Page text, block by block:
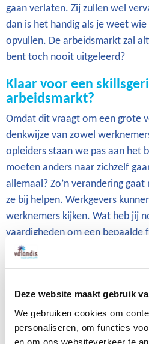
Deze website maakt gebruik
We gebruiken cookies om
personaliseren, om functies
en om ons websiteverkeer te
gaan verlaten. Zij zullen wel
dan is het handig als je weet
opvullen. De arbeidsmarkt zal
bent toch nooit uitgeleerd?
Klaar voor een
arbeidsmarkt?
Omdat dit vraagt om een grote
denkwijze van zowel
opleiders staan we pas aan het
moeten anders naar zichzelf
allemaal? Zo’n verandering
ze bij helpen. Werkgevers
werknemers kijken. Wat heb jij
vaardigheden om een bepaalde
Daarnaast zal er een
je waar nog wat te leren valt,
leerling, beginnend vakkracht
vakvolwassen is.